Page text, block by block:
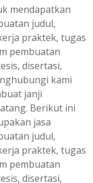
mendapatkan
judul,
praktek, tugas
pembuatan
disertasi,
kami
janji
Berikut ini
jasa
judul,
praktek, tugas
pembuatan
disertasi,